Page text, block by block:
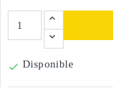
 Disponible